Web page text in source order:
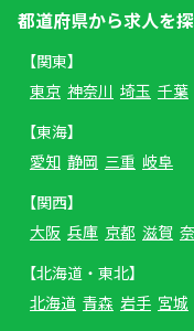
都道府県から求人を
【関東】
東京 神奈川 埼玉 千葉
【東海】
愛知 静岡 三重 岐阜
【関西】
大阪 兵庫 京都 滋賀
【北海道・東北】
北海道 青森 岩手 宮城